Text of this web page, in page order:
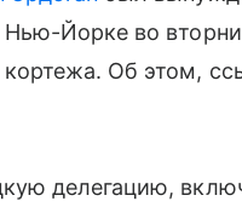
Йорке во
Об этом,
делегацию,